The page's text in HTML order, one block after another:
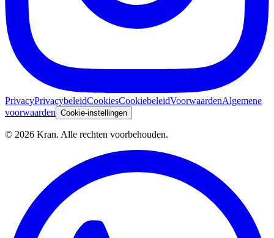
PrivacyPrivacybeleidCookiesCookiebeleidVoorwaardenAlgemene
voorwaarden Cookie-instellingen
© 2026 Kran. Alle rechten voorbehouden.